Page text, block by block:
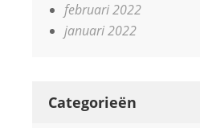
februari 2022
januari 2022
Categorieën